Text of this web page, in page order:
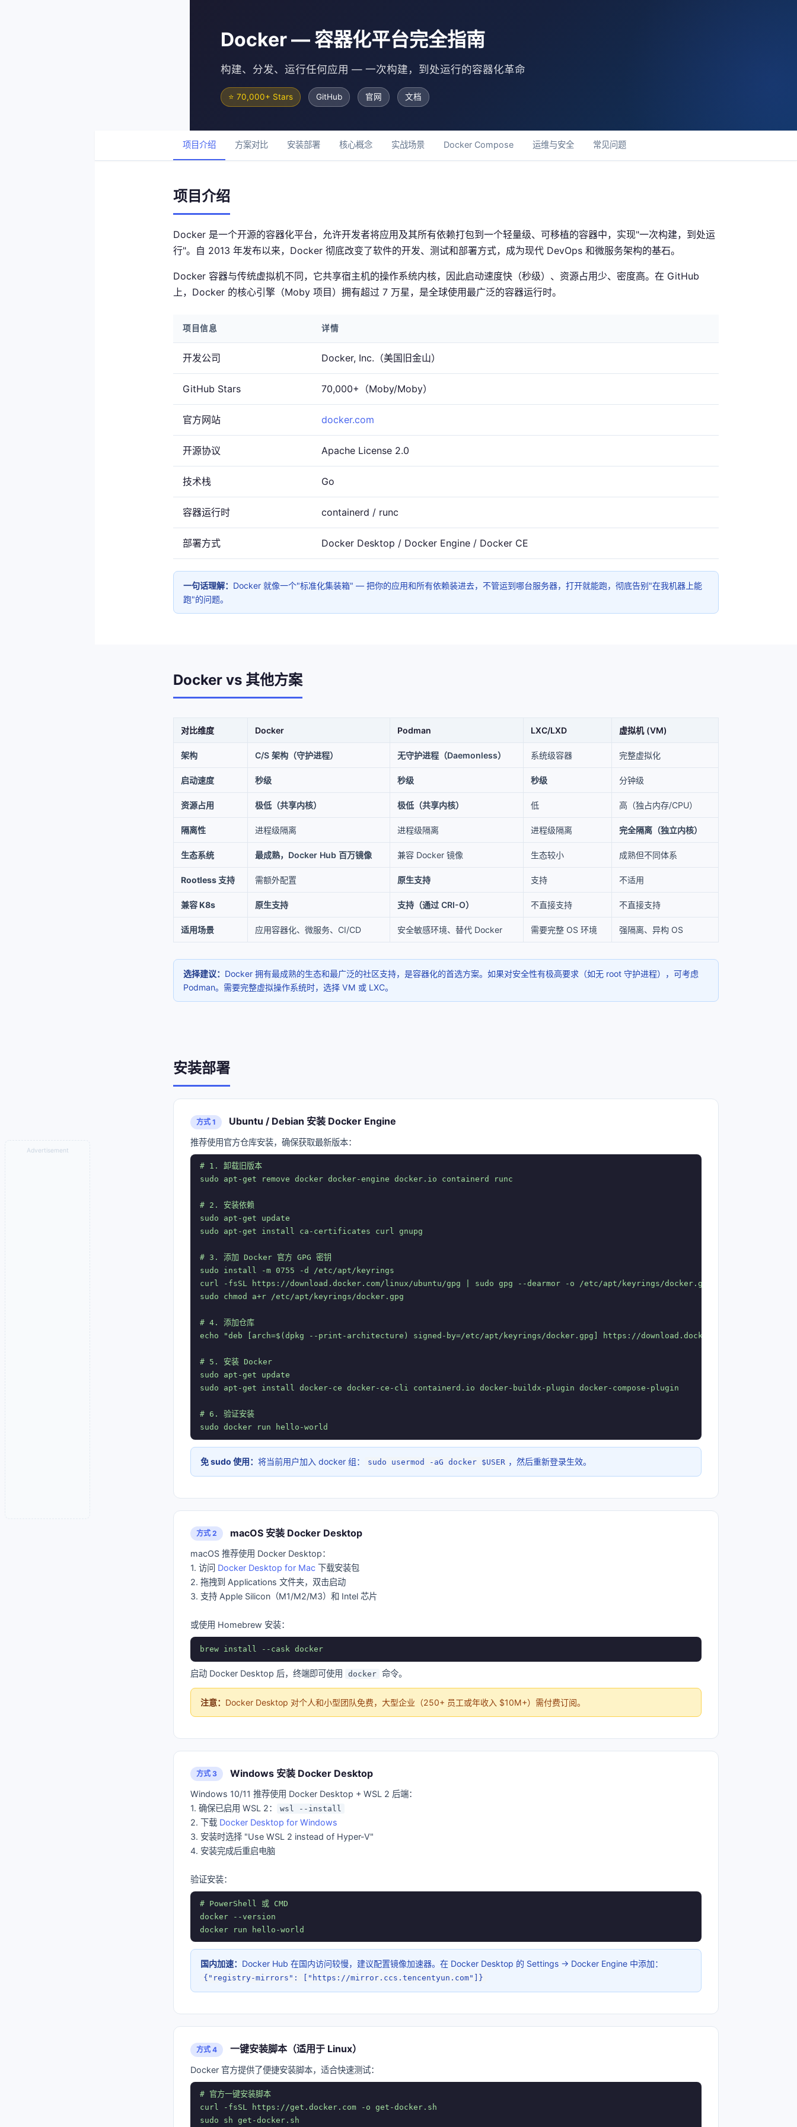
Advertisement
Docker — 容器化平台完全指南
构建、分发、运行任何应用 — 一次构建，到处运行的容器化革命
⭐ 70,000+ Stars GitHub 官网 文档
项目介绍 方案对比 安装部署 核心概念 实战场景 Docker Compose 运维与安全 常见问题
项目介绍
Docker 是一个开源的容器化平台，允许开发者将应用及其所有依赖打包到一个轻量级、可移植的容器中，实现"一次构建，到处运
行"。自 2013 年发布以来，Docker 彻底改变了软件的开发、测试和部署方式，成为现代 DevOps 和微服务架构的基石。
Docker 容器与传统虚拟机不同，它共享宿主机的操作系统内核，因此启动速度快（秒级）、资源占用少、密度高。在 GitHub
上，Docker 的核心引擎（Moby 项目）拥有超过 7 万星，是全球使用最广泛的容器运行时。
项目信息 详情
开发公司 Docker, Inc.（美国旧金山）
GitHub Stars 70,000+（Moby/Moby）
官方网站 docker.com
开源协议 Apache License 2.0
技术栈 Go
容器运行时 containerd / runc
部署方式 Docker Desktop / Docker Engine / Docker CE
一句话理解： Docker 就像一个"标准化集装箱" — 把你的应用和所有依赖装进去，不管运到哪台服务器，打开就能跑，彻底告别"在我机器上能
跑"的问题。
Docker vs 其他方案
对比维度 Docker Podman LXC/LXD 虚拟机 (VM)
架构 C/S 架构（守护进程） 无守护进程（Daemonless） 系统级容器 完整虚拟化
启动速度 秒级 秒级 秒级 分钟级
资源占用 极低（共享内核） 极低（共享内核） 低 高（独占内存/CPU）
隔离性 进程级隔离 进程级隔离 进程级隔离 完全隔离（独立内核）
生态系统 最成熟，Docker Hub 百万镜像 兼容 Docker 镜像 生态较小 成熟但不同体系
Rootless 支持 需额外配置 原生支持 支持 不适用
兼容 K8s 原生支持 支持（通过 CRI-O） 不直接支持 不直接支持
适用场景 应用容器化、微服务、CI/CD 安全敏感环境、替代 Docker 需要完整 OS 环境 强隔离、异构 OS
选择建议： Docker 拥有最成熟的生态和最广泛的社区支持，是容器化的首选方案。如果对安全性有极高要求（如无 root 守护进程），可考虑
Podman。需要完整虚拟操作系统时，选择 VM 或 LXC。
安装部署
方式 1 Ubuntu / Debian 安装 Docker Engine
推荐使用官方仓库安装，确保获取最新版本：
# 1. 卸载旧版本
sudo apt-get remove docker docker-engine docker.io containerd runc
# 2. 安装依赖
sudo apt-get update
sudo apt-get install ca-certificates curl gnupg
# 3. 添加 Docker 官方 GPG 密钥
sudo install -m 0755 -d /etc/apt/keyrings
curl -fsSL https://download.docker.com/linux/ubuntu/gpg | sudo gpg --dearmor -o /etc/apt/keyrings/docker.gpg
sudo chmod a+r /etc/apt/keyrings/docker.gpg
# 4. 添加仓库
echo "deb [arch=$(dpkg --print-architecture) signed-by=/etc/apt/keyrings/docker.gpg] https://download.docker.com/linux/
# 5. 安装 Docker
sudo apt-get update
sudo apt-get install docker-ce docker-ce-cli containerd.io docker-buildx-plugin docker-compose-plugin
# 6. 验证安装
sudo docker run hello-world
免 sudo 使用： 将当前用户加入 docker 组： sudo usermod -aG docker $USER ，然后重新登录生效。
方式 2 macOS 安装 Docker Desktop
macOS 推荐使用 Docker Desktop：
1. 访问 Docker Desktop for Mac 下载安装包
2. 拖拽到 Applications 文件夹，双击启动
3. 支持 Apple Silicon（M1/M2/M3）和 Intel 芯片
或使用 Homebrew 安装：
brew install --cask docker
启动 Docker Desktop 后，终端即可使用 docker 命令。
注意： Docker Desktop 对个人和小型团队免费，大型企业（250+ 员工或年收入 $10M+）需付费订阅。
方式 3 Windows 安装 Docker Desktop
Windows 10/11 推荐使用 Docker Desktop + WSL 2 后端：
1. 确保已启用 WSL 2：
wsl --install
2. 下载 Docker Desktop for Windows
3. 安装时选择 "Use WSL 2 instead of Hyper-V"
4. 安装完成后重启电脑
验证安装：
# PowerShell 或 CMD
docker --version
docker run hello-world
国内加速： Docker Hub 在国内访问较慢，建议配置镜像加速器。在 Docker Desktop 的 Settings → Docker Engine 中添加：
{"registry-mirrors": ["https://mirror.ccs.tencentyun.com"]}
方式 4 一键安装脚本（适用于 Linux）
Docker 官方提供了便捷安装脚本，适合快速测试：
# 官方一键安装脚本
curl -fsSL https://get.docker.com -o get-docker.sh
sudo sh get-docker.sh